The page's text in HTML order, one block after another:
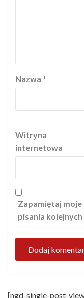
Nazwa *
Witryna
internetowa
Zapamiętaj moje
pisania
[ngd-single-post-